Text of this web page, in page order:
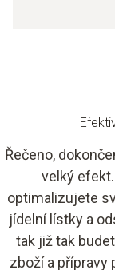
Řečeno,
velký
optimalizujete
jídelní lístky a
tak již tak
zboží a